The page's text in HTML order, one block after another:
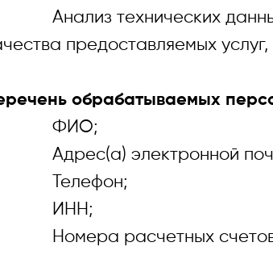
технических данных
предоставляемых
обрабатываемых
ФИО;
электронной
Телефон;
ИНН;
расчетных